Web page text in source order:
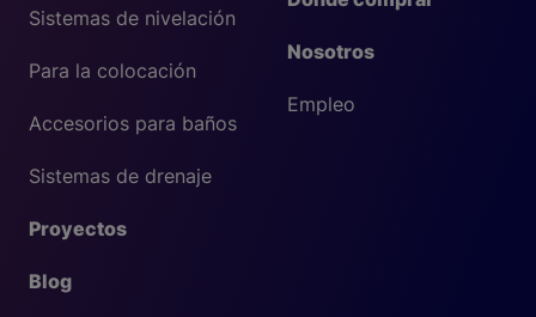
Nosotros
Empleo
Sistemas de nivelación
Para la colocación
Accesorios para baños
Sistemas de drenaje
Proyectos
Blog